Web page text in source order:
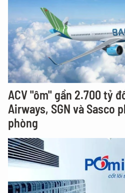
ACV "ôm" gần 2.700 tỷ
Airways, SGN và Sasco
phòng